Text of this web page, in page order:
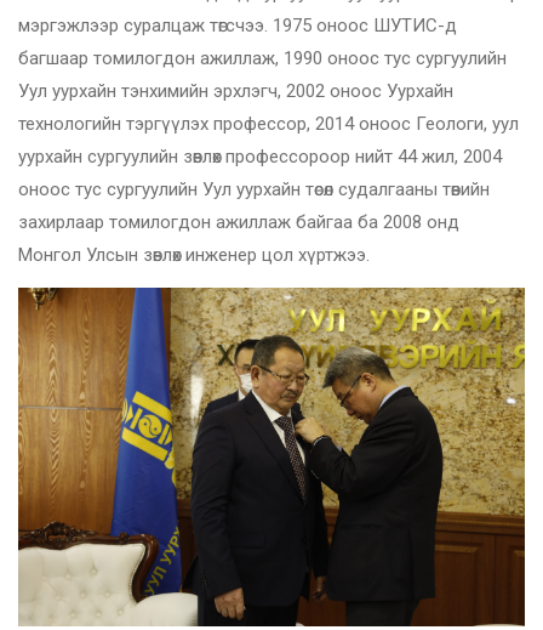
мэргэжлээр суралцаж төгсчээ. 1975 оноос ШУТИС-д
багшаар томилогдон ажиллаж, 1990 оноос тус сургуулийн
Уул уурхайн тэнхимийн эрхлэгч, 2002 оноос Уурхайн
технологийн тэргүүлэх профессор, 2014 оноос Геологи, уул
уурхайн сургуулийн зөвлөх профессороор нийт 44 жил, 2004
оноос тус сургуулийн Уул уурхайн төсөл судалгааны төвийн
захирлаар томилогдон ажиллаж байгаа ба 2008 онд
Монгол Улсын зөвлөх инженер цол хүртжээ.